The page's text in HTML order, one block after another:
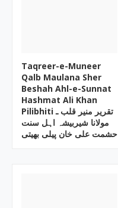
Taqreer-e-Muneer
Qalb Maulana Sher
Beshah Ahl-e-Sunnat
Hashmat Ali Khan
Pilibhiti تقریر منیر قلب ـ
مولانا شیربیشہ اہل سنت
حشمت علی خان پیلی بھیتی